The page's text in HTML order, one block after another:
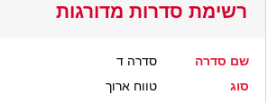
רשימת סדרות מדורגות
שם סדרה
סדרה ד
סוג
טווח ארוך